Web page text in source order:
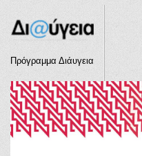
Πρόγραμμα Διάυγεια